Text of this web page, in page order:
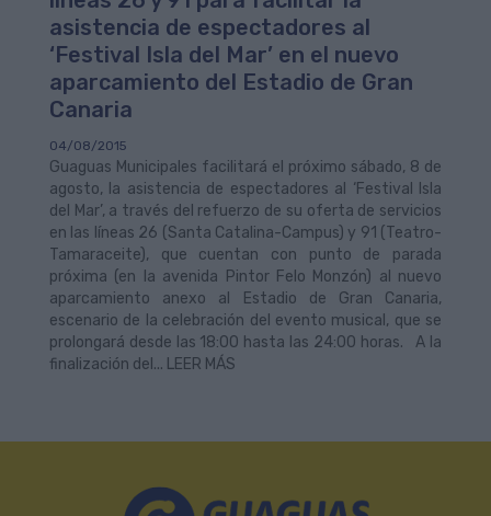
asistencia de espectadores al
‘Festival Isla del Mar’ en el nuevo
aparcamiento del Estadio de Gran
Canaria
04/08/2015
Guaguas Municipales facilitará el próximo sábado, 8 de
agosto, la asistencia de espectadores al ‘Festival Isla
del Mar’, a través del refuerzo de su oferta de servicios
en las líneas 26 (Santa Catalina-Campus) y 91 (Teatro-
Tamaraceite), que cuentan con punto de parada
próxima (en la avenida Pintor Felo Monzón) al nuevo
aparcamiento anexo al Estadio de Gran Canaria,
escenario de la celebración del evento musical, que se
prolongará desde las 18:00 hasta las 24:00 horas. A la
finalización del... LEER MÁS